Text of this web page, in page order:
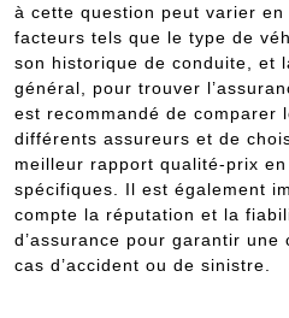
à cette question peut varier
facteurs tels que le type de
son historique de conduite, et
général, pour trouver
est recommandé de comparer
différents assureurs et de
meilleur rapport qualité-prix
spécifiques. Il est également
compte la réputation et la
d’assurance pour garantir une
cas d’accident ou de sinistre.